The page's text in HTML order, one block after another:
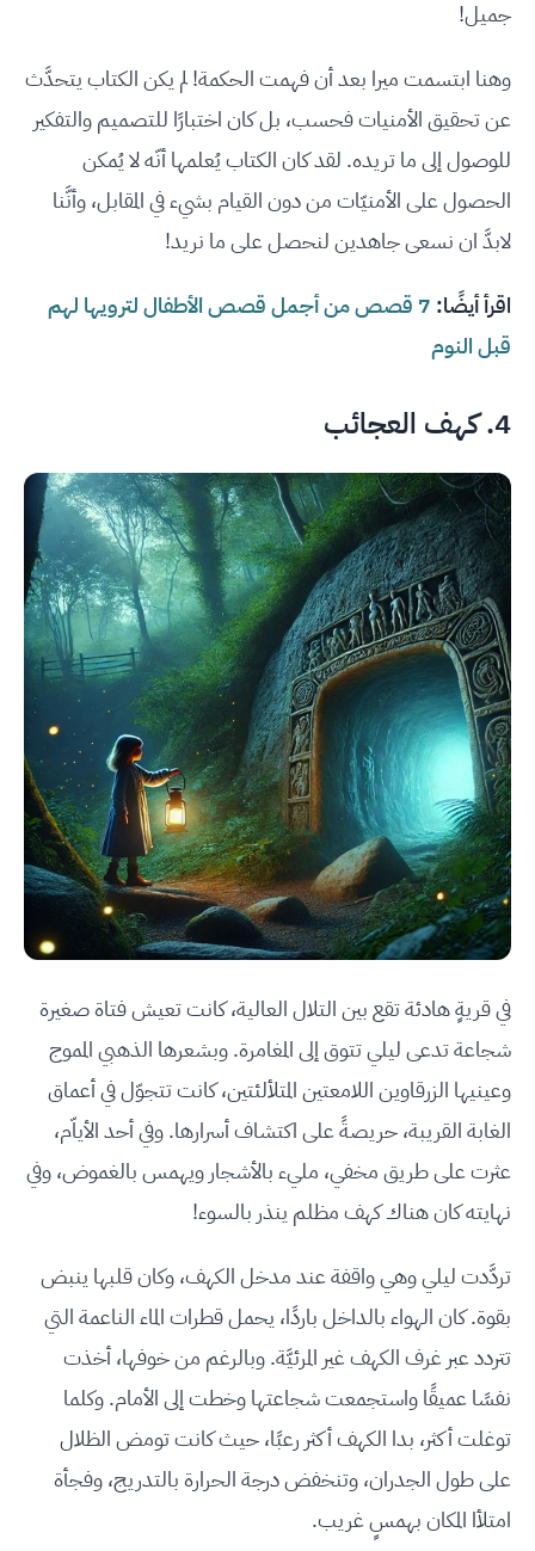
جميل!
وهنا ابتسمت ميرا بعد أن فهمت الحكمة! لم يكن الكتاب يتحدَّث
عن تحقيق الأمنيات فحسب، بل كان اختبارًا للتصميم والتفكير
للوصول إلى ما تريده. لقد كان الكتاب يُعلمها أنّه لا يُمكن
الحصول على الأمنيّات من دون القيام بشيء في المقابل، وأنَّنا
لابدَّ ان نسعى جاهدين لنحصل على ما نريد!
اقرأ أيضًا:
7 قصص من أجمل قصص الأطفال لترويها لهم
قبل النوم
4. كهف العجائب
في قريةٍ هادئة تقع بين التلال العالية، كانت تعيش فتاة صغيرة
شجاعة تدعى ليلي تتوق إلى المغامرة. وبشعرها الذهبي المموج
وعينيها الزرقاوين اللامعتين المتلألئتين، كانت تتجوّل في أعماق
الغابة القريبة، حريصةً على اكتشاف أسرارها. وفي أحد الأياّم،
عثرت على طريق مخفي، مليء بالأشجار ويهمس بالغموض، وفي
نهايته كان هناك كهف مظلم ينذر بالسوء!
تردَّدت ليلي وهي واقفة عند مدخل الكهف، وكان قلبها ينبض
بقوة. كان الهواء بالداخل باردًا، يحمل قطرات الماء الناعمة التي
تتردد عبر غرف الكهف غير المرئيَّة. وبالرغم من خوفها، أخذت
نفسًا عميقًا واستجمعت شجاعتها وخطت إلى الأمام. وكلما
توغلت أكثر، بدا الكهف أكثر رعبًا، حيث كانت تومض الظلال
على طول الجدران، وتنخفض درجة الحرارة بالتدريج، وفجأة
امتلأا المكان بهمسٍ غريب.